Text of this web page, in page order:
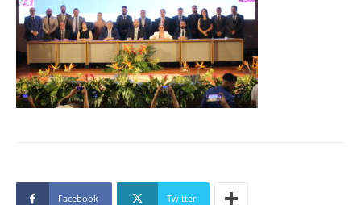
Facebook Twitter